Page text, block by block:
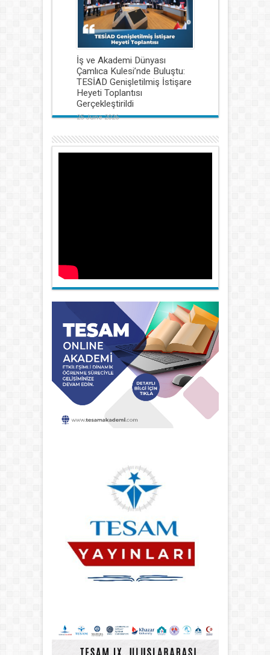
İş ve Akademi Dünyası
Çamlıca Kulesi’nde Buluştu:
TESİAD Genişletilmiş İstişare
Heyeti Toplantısı
Gerçekleştirildi
25 June 2026